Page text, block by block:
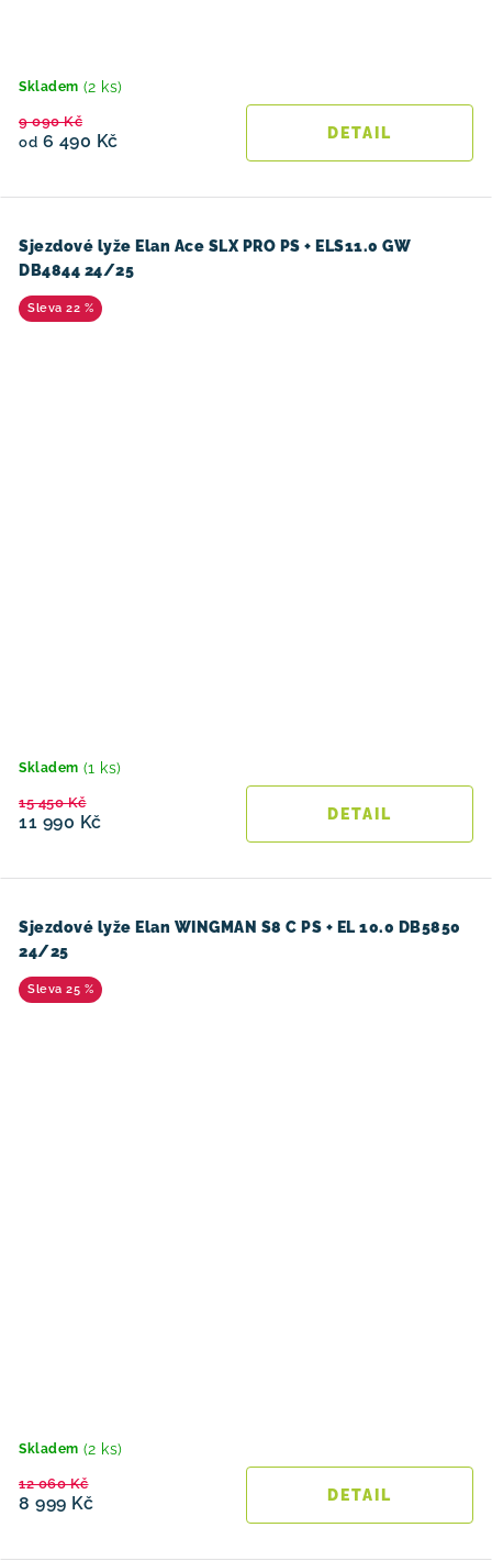
Skladem (2 ks)
od 6 490 Kč
9 090 Kč
Sjezdové lyže Elan Ace SLX PRO PS + ELS11.0 GW
DB4844 24/25
22 %
Skladem (1 ks)
11 990 Kč
15 450 Kč
Sjezdové lyže Elan WINGMAN S8 C PS + EL 10.0 DB5850
24/25
25 %
Skladem (2 ks)
8 999 Kč
12 060 Kč